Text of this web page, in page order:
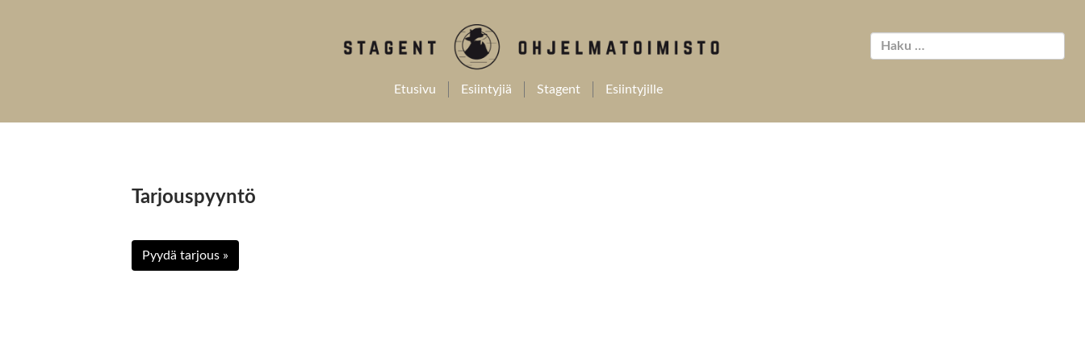
Etusivu Esiintyjiä Stagent Esiintyjille
Tarjouspyyntö
Pyydä tarjous »